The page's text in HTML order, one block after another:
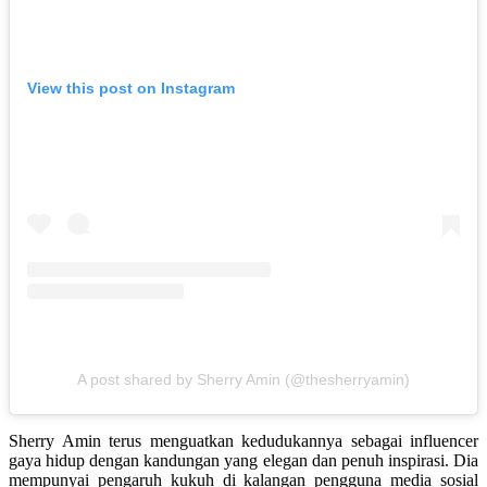
View this post on Instagram
A post shared by Sherry Amin (@thesherryamin)
Sherry Amin terus menguatkan kedudukannya sebagai influencer
gaya hidup dengan kandungan yang elegan dan penuh inspirasi. Dia
mempunyai pengaruh kukuh di kalangan pengguna media sosial